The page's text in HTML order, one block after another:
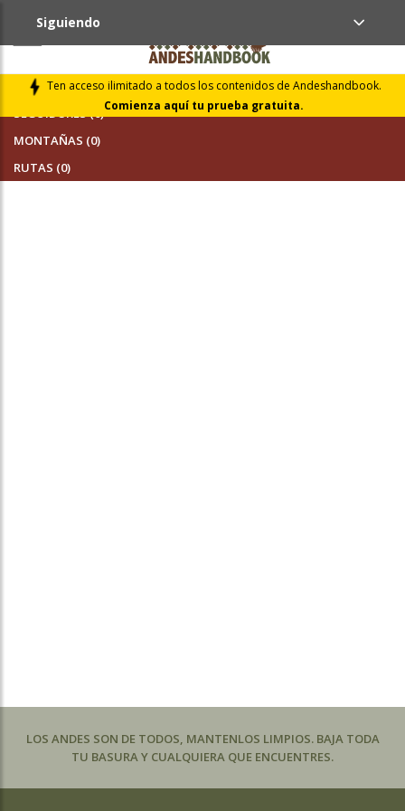
Ten acceso ilimitado a todos los contenidos de Andeshandbook.
Comienza aquí tu prueba gratuita.
Siguiendo
SEGUIDORES (0)
MONTAÑAS (0)
RUTAS (0)
LOS ANDES SON DE TODOS, MANTENLOS LIMPIOS. BAJA TODA
TU BASURA Y CUALQUIERA QUE ENCUENTRES.